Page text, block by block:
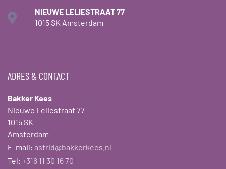
NIEUWE LELIESTRAAT 77
1015 SK Amsterdam
ADRES & CONTACT
Bakker Kees
Nieuwe Leliestraat 77
1015 SK
Amsterdam
E-mail: astrid@bakkerkees.nl
Tel: +316 11 30 16 70